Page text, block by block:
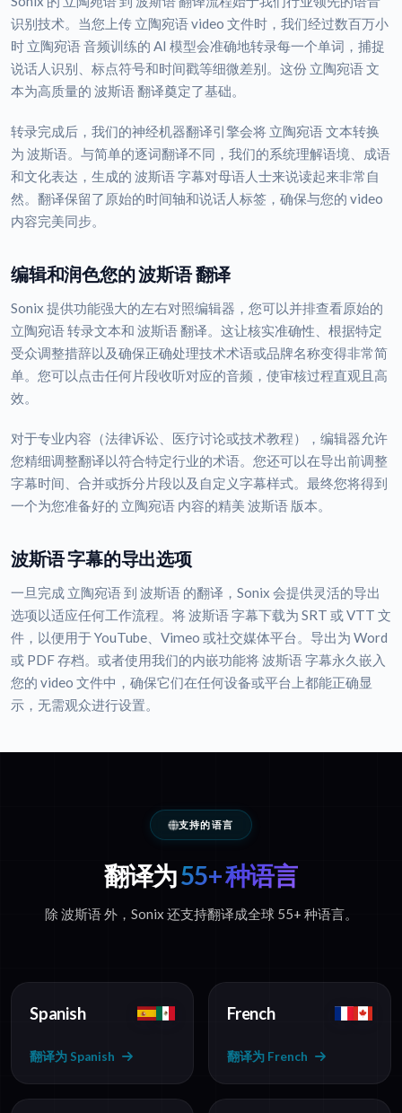
识别技术。当您上传 立陶宛语 video 文件时，我们经过数百万小
时 立陶宛语 音频训练的 AI 模型会准确地转录每一个单词，捕捉
说话人识别、标点符号和时间戳等细微差别。这份 立陶宛语 文
本为高质量的 波斯语 翻译奠定了基础。
转录完成后，我们的神经机器翻译引擎会将 立陶宛语 文本转换
为 波斯语。与简单的逐词翻译不同，我们的系统理解语境、成语
和文化表达，生成的 波斯语 字幕对母语人士来说读起来非常自
然。翻译保留了原始的时间轴和说话人标签，确保与您的 video
内容完美同步。
编辑和润色您的 波斯语 翻译
Sonix 提供功能强大的左右对照编辑器，您可以并排查看原始的
立陶宛语 转录文本和 波斯语 翻译。这让核实准确性、根据特定
受众调整措辞以及确保正确处理技术术语或品牌名称变得非常简
单。您可以点击任何片段收听对应的音频，使审核过程直观且高
效。
对于专业内容（法律诉讼、医疗讨论或技术教程），编辑器允许
您精细调整翻译以符合特定行业的术语。您还可以在导出前调整
字幕时间、合并或拆分片段以及自定义字幕样式。最终您将得到
一个为您准备好的 立陶宛语 内容的精美 波斯语 版本。
波斯语 字幕的导出选项
一旦完成 立陶宛语 到 波斯语 的翻译，Sonix 会提供灵活的导出
选项以适应任何工作流程。将 波斯语 字幕下载为 SRT 或 VTT 文
件，以便用于 YouTube、Vimeo 或社交媒体平台。导出为 Word
或 PDF 存档。或者使用我们的内嵌功能将 波斯语 字幕永久嵌入
您的 video 文件中，确保它们在任何设备或平台上都能正确显
示，无需观众进行设置。
支持的语言
翻译为55+ 种语言
除 波斯语 外，Sonix 还支持翻译成全球 55+ 种语言。
Spanish
翻译为 Spanish
French
翻译为 French